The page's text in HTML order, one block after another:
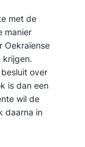
met de
manier
Oekraïense
krijgen.
over
is dan een
wil de
daarna in